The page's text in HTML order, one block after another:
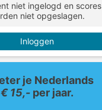
niet ingelogd en scores
niet opgeslagen.
Inloggen
je Nederlands
€ 15,- per jaar.